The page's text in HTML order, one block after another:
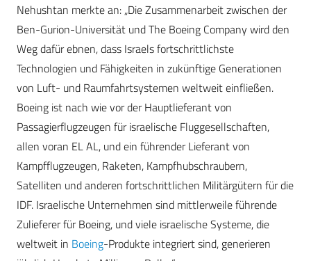
Nehushtan merkte an: „Die Zusammenarbeit zwischen der
Ben-Gurion-Universität und The Boeing Company wird den
Weg dafür ebnen, dass Israels fortschrittlichste
Technologien und Fähigkeiten in zukünftige Generationen
von Luft- und Raumfahrtsystemen weltweit einfließen.
Boeing ist nach wie vor der Hauptlieferant von
Passagierflugzeugen für israelische Fluggesellschaften,
allen voran EL AL, und ein führender Lieferant von
Kampfflugzeugen, Raketen, Kampfhubschraubern,
Satelliten und anderen fortschrittlichen Militärgütern für die
IDF. Israelische Unternehmen sind mittlerweile führende
Zulieferer für Boeing, und viele israelische Systeme, die
weltweit in Boeing-Produkte integriert sind, generieren